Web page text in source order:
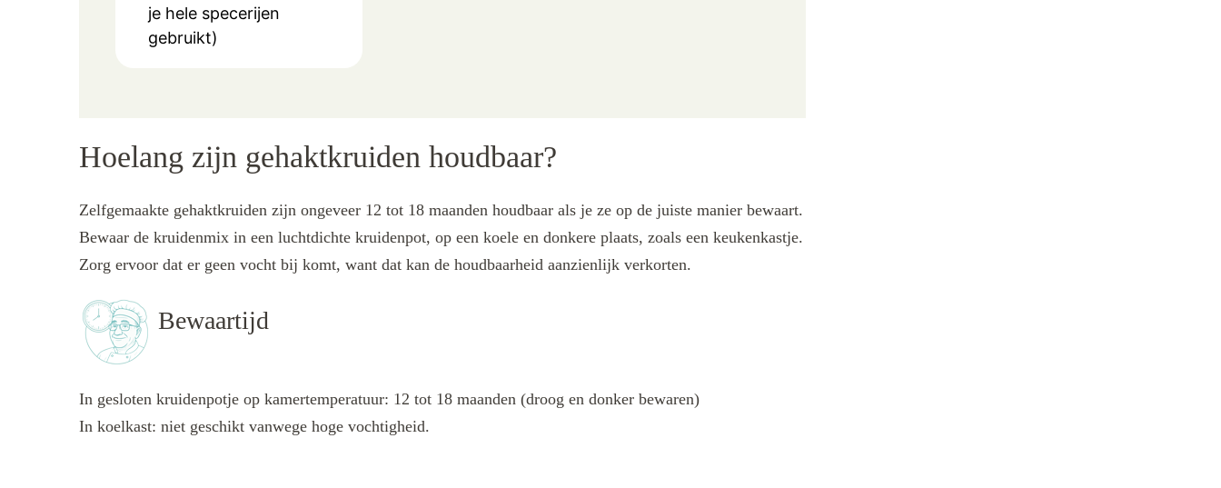
je hele specerijen
gebruikt)
Hoelang zijn gehaktkruiden houdbaar?
Zelfgemaakte gehaktkruiden zijn ongeveer 12 tot 18 maanden houdbaar als je ze op de juiste manier bewaart.
Bewaar de kruidenmix in een luchtdichte kruidenpot, op een koele en donkere plaats, zoals een keukenkastje.
Zorg ervoor dat er geen vocht bij komt, want dat kan de houdbaarheid aanzienlijk verkorten.
Bewaartijd
In gesloten kruidenpotje op kamertemperatuur: 12 tot 18 maanden (droog en donker bewaren)
In koelkast: niet geschikt vanwege hoge vochtigheid.